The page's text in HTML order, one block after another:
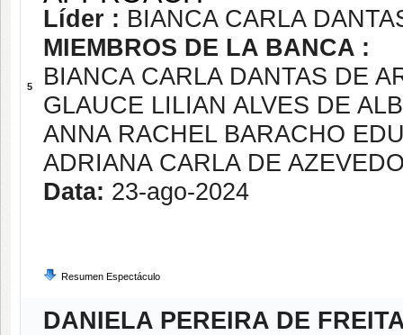
5
Líder : BIANCA CARLA
MIEMBROS DE LA BANCA :
BIANCA CARLA DANTAS DE
GLAUCE LILIAN ALVES DE
ANNA RACHEL BARACHO
ADRIANA CARLA DE
Data: 23-ago-2024
Resumen Espectáculo
DANIELA PEREIRA DE